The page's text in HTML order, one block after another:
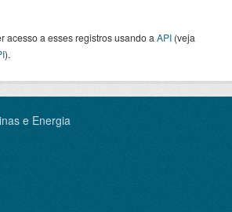
acesso a esses registros usando a API (veja
).
e Energia